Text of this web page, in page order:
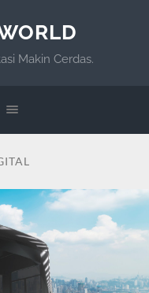
Makin Cerdas.